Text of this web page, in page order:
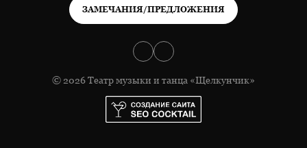
ЗАМЕЧАНИЯ/ПРЕДЛОЖЕНИЯ
© 2026 Театр музыки и танца «Щелкунчик»